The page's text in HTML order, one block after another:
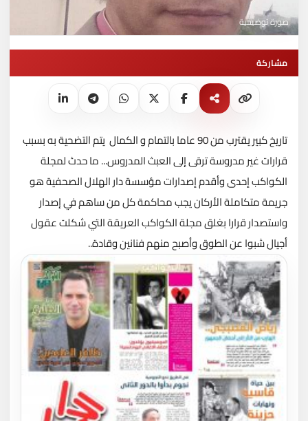
صورة توضيحية
مشاركة
تاريخ كبير يقترب من 90 عاما بالتمام و الكمال يتم التضحية به بسبب
قرارات غير مدروسة ترقى إلى العبث المدروس...ما حدث لمجلة
الكواكب إحدى وأقدم إصدارات مؤسسة دار الهلال الصحفية هو
جريمة متكاملة الأركان يجب محاكمة كل من ساهم في إصدار
واستصدار قرارا بغلق مجلة الكواكب العريقة التي شكلت عقول
أجيال شبوا عن الطوق وأصبح منهم فنانين وقادة..